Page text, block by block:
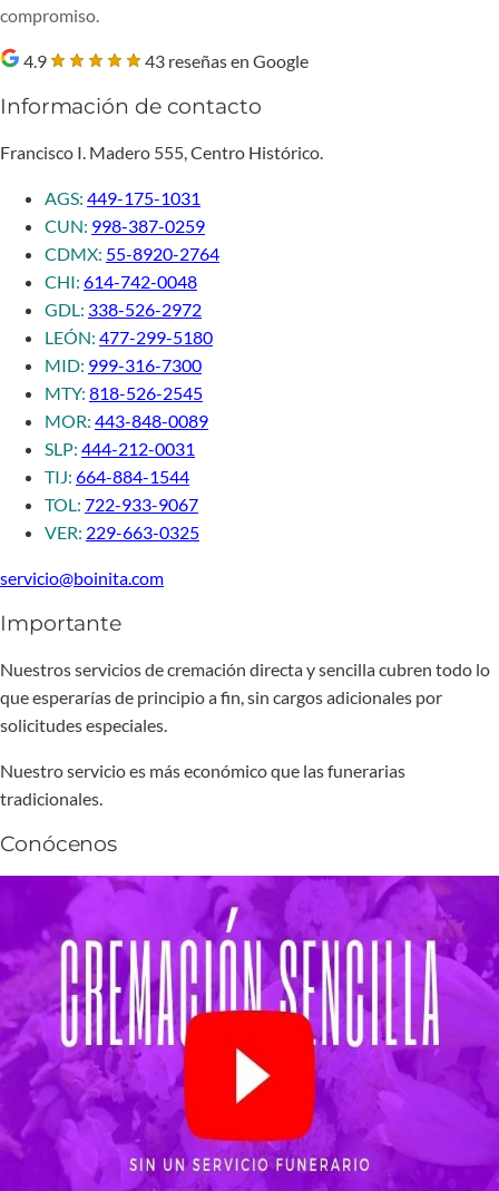
compromiso.
4.9 43 reseñas en Google
Información de contacto
Francisco I. Madero 555, Centro Histórico.
AGS: 449-175-1031
CUN: 998-387-0259
CDMX: 55-8920-2764
CHI: 614-742-0048
GDL: 338-526-2972
LEÓN: 477-299-5180
MID: 999-316-7300
MTY: 818-526-2545
MOR: 443-848-0089
SLP: 444-212-0031
TIJ: 664-884-1544
TOL: 722-933-9067
VER: 229-663-0325
servicio@boinita.com
Importante
Nuestros servicios de cremación directa y sencilla cubren todo lo
que esperarías de principio a fin, sin cargos adicionales por
solicitudes especiales.
Nuestro servicio es más económico que las funerarias
tradicionales.
Conócenos